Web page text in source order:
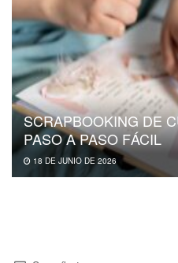
SCRAPBOOKING DE
PASO A PASO FÁCIL
18 DE JUNIO DE 2026